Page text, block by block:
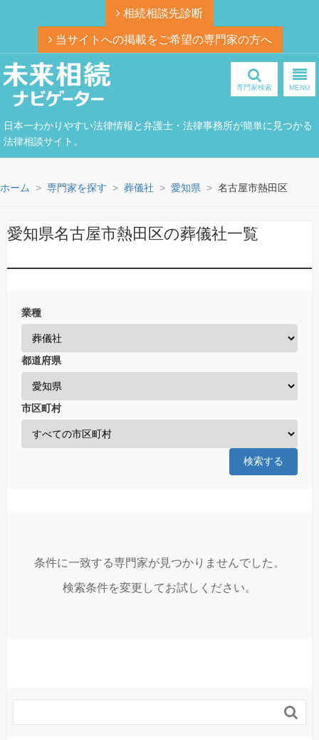
相続相談先診断
当サイトへの掲載をご希望の専門家の方へ
日本一わかりやすい法律情報と弁護士・法律事務所が簡単に見つかる
法律相談サイト。
専門家検索 MENU
ホーム 専門家を探す 葬儀社 愛知県 名古屋市熱田区
愛知県名古屋市熱田区の葬儀社一覧
業種
都道府県
市区町村
検索する
条件に一致する専門家が見つかりませんでした。
検索条件を変更してお試しください。
